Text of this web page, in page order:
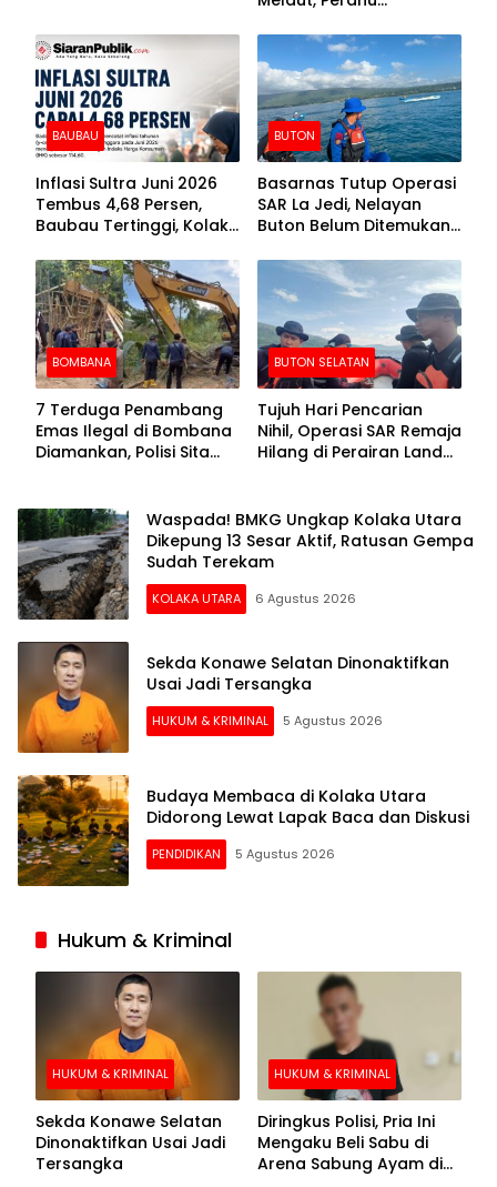
Kemasukan Air
BAUBAU
Inflasi Sultra Juni 2026
Tembus 4,68 Persen,
Baubau Tertinggi, Kolaka
BUTON
Basarnas Tutup Operasi
SAR La Jedi, Nelayan
Buton Belum Ditemukan
BOMBANA
7 Terduga Penambang
Emas Ilegal di Bombana
Diamankan, Polisi Sita
BUTON SELATAN
Tujuh Hari Pencarian
Nihil, Operasi SAR Remaja
Hilang di Perairan Lande
Waspada! BMKG Ungkap Kolaka Utara
Dikepung 13 Sesar Aktif, Ratusan Gempa
Sudah Terekam
KOLAKA UTARA 6 Agustus 2026
Sekda Konawe Selatan Dinonaktifkan
Usai Jadi Tersangka
HUKUM & KRIMINAL 5 Agustus 2026
Budaya Membaca di Kolaka Utara
Didorong Lewat Lapak Baca dan Diskusi
PENDIDIKAN 5 Agustus 2026
Hukum & Kriminal
HUKUM & KRIMINAL
Sekda Konawe Selatan
Dinonaktifkan Usai Jadi
Tersangka
HUKUM & KRIMINAL
Diringkus Polisi, Pria Ini
Mengaku Beli Sabu di
Arena Sabung Ayam di